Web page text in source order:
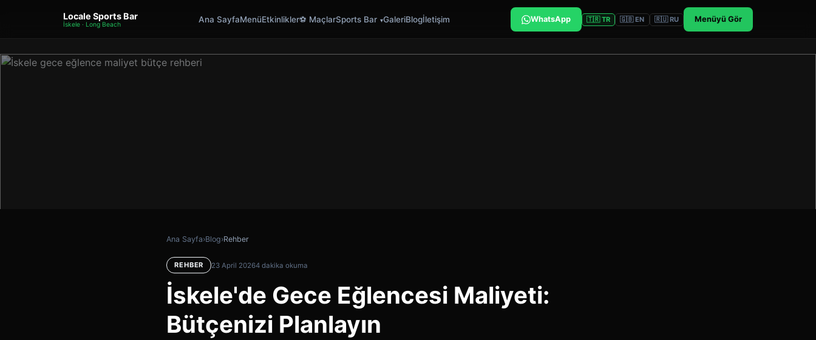
Locale Sports Bar
İskele · Long Beach
Ana SayfaMenüEtkinlikler⚽ MaçlarSports Bar GaleriBlogİletişim WhatsApp 🇹🇷 TR 🇬🇧 EN 🇷🇺 RU Menüyü Gör
Ana Sayfa›Blog›Rehber
REHBER 23 April 20264 dakika okuma
İskele'de Gece Eğlencesi Maliyeti:
Bütçenizi Planlayın